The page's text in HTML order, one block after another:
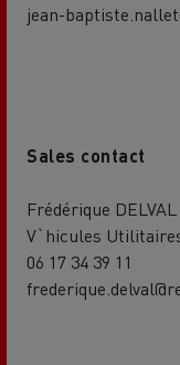
jean-
Sales contact
Frédérique DELVAL
V`hicules
06 17 34 39 11